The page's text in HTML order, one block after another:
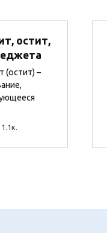
остит,
(остит) –
1.1к.